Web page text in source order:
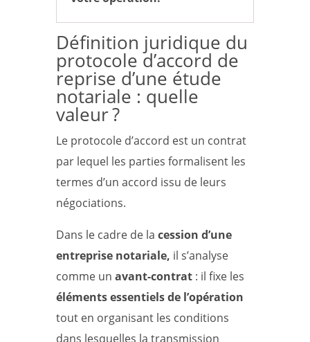
Définition juridique du
protocole d’accord de
reprise d’une étude
notariale : quelle
valeur ?
Le protocole d’accord est un contrat
par lequel les parties formalisent les
termes d’un accord issu de leurs
négociations.
Dans le cadre de la cession d’une
entreprise notariale, il s’analyse
comme un avant-contrat : il fixe les
éléments essentiels de l’opération
tout en organisant les conditions
dans lesquelles la transmission